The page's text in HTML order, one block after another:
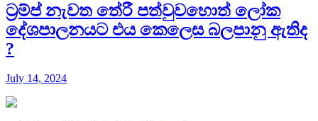
ට්‍රම්ප් නැවත තේරී පත්වුවහොත් ලෝක
දේශපාලනයට එය කෙලෙස බලපානු ඇතිද​
?
July 14, 2024